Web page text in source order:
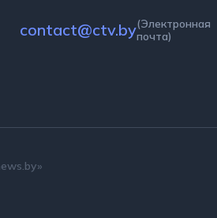
contact@ctv.by(Электронная
почта)